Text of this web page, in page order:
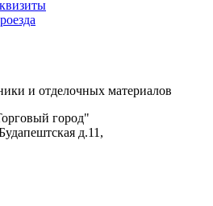
и отделочных материалов
город"
д.11,